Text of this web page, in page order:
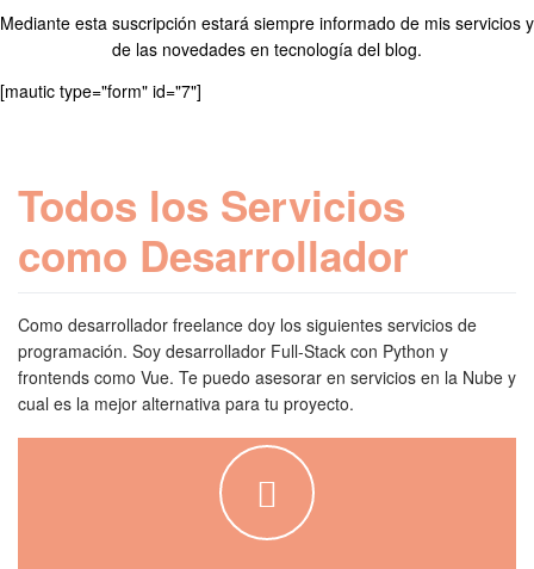
Mediante esta suscripción estará siempre informado de mis servicios y
de las novedades en tecnología del blog.
[mautic type="form" id="7"]
Todos los Servicios
como Desarrollador
Como desarrollador freelance doy los siguientes servicios de
programación. Soy desarrollador Full-Stack con Python y
frontends como Vue. Te puedo asesorar en servicios en la Nube y
cual es la mejor alternativa para tu proyecto.